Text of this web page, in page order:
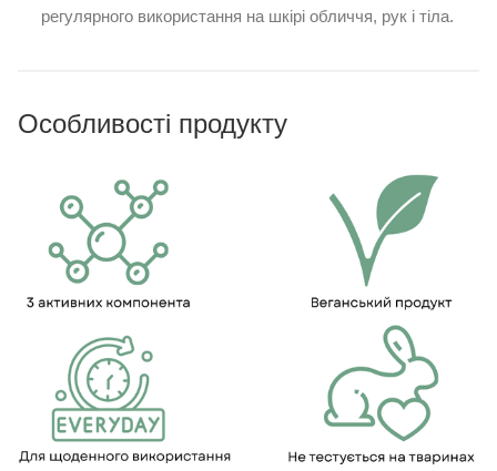
регулярного використання на шкірі обличчя, рук і тіла.
Особливості продукту